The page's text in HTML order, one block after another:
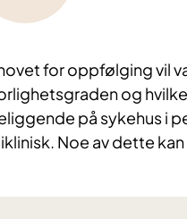
for oppfølging vil
og
på sykehus i
Noe av dette